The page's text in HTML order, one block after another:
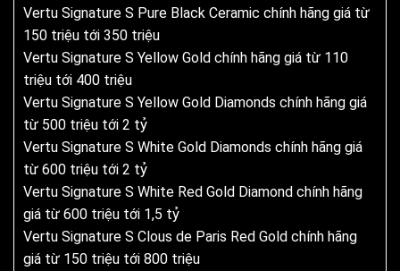
Vertu Signature S Pure Black Ceramic chính hãng giá từ
150 triệu tới 350 triệu
Vertu Signature S Yellow Gold chính hãng giá từ 110
triệu tới 400 triệu
Vertu Signature S Yellow Gold Diamonds chính hãng giá
từ 500 triệu tới 2 tỷ
Vertu Signature S White Gold Diamonds chính hãng giá
từ 600 triệu tới 2 tỷ
Vertu Signature S White Red Gold Diamond chính hãng
giá từ 600 triệu tới 1,5 tỷ
Vertu Signature S Clous de Paris Red Gold chính hãng
giá từ 150 triệu tới 800 triệu